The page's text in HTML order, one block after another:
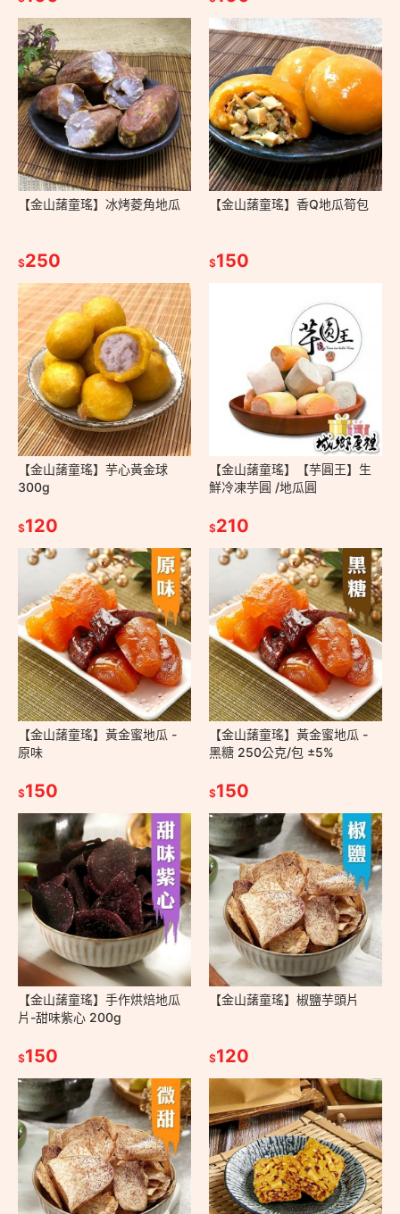
【金山藷童瑤】冰烤菱角地瓜
$250
【金山藷童瑤】香Q地瓜筍包
$150
【金山藷童瑤】芋心黃金球
300g
$120
【金山藷童瑤】【芋圓王】生
鮮冷凍芋圓 /地瓜圓
$210
【金山藷童瑤】黃金蜜地瓜 -
原味
$150
【金山藷童瑤】黃金蜜地瓜 -
黑糖 250公克/包 ±5%
$150
【金山藷童瑤】手作烘焙地瓜
片-甜味紫心 200g
$150
【金山藷童瑤】椒鹽芋頭片
$120